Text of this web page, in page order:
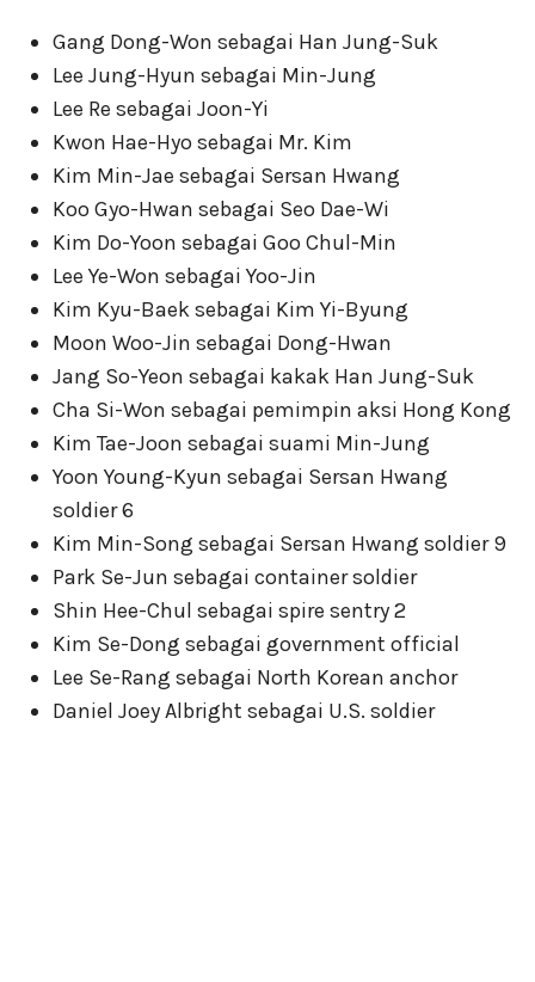
Gang Dong-Won sebagai Han Jung-Suk
Lee Jung-Hyun sebagai Min-Jung
Lee Re sebagai Joon-Yi
Kwon Hae-Hyo sebagai Mr. Kim
Kim Min-Jae sebagai Sersan Hwang
Koo Gyo-Hwan sebagai Seo Dae-Wi
Kim Do-Yoon sebagai Goo Chul-Min
Lee Ye-Won sebagai Yoo-Jin
Kim Kyu-Baek sebagai Kim Yi-Byung
Moon Woo-Jin sebagai Dong-Hwan
Jang So-Yeon sebagai kakak Han Jung-Suk
Cha Si-Won sebagai pemimpin aksi Hong Kong
Kim Tae-Joon sebagai suami Min-Jung
Yoon Young-Kyun sebagai Sersan Hwang
soldier 6
Kim Min-Song sebagai Sersan Hwang soldier 9
Park Se-Jun sebagai container soldier
Shin Hee-Chul sebagai spire sentry 2
Kim Se-Dong sebagai government official
Lee Se-Rang sebagai North Korean anchor
Daniel Joey Albright sebagai U.S. soldier